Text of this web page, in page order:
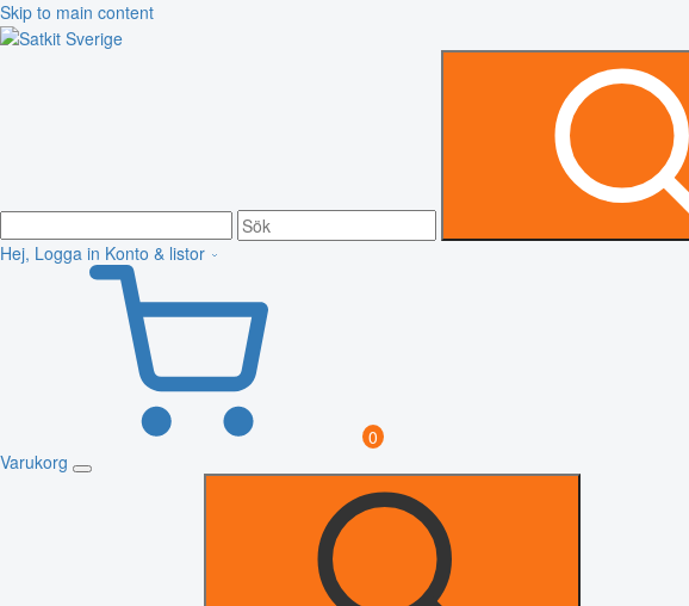
Skip to main content
Hej, Logga in Konto & listor
0
Varukorg